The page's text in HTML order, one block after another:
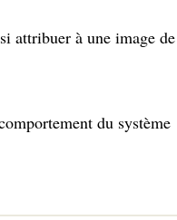
attribuer à une image de
du système